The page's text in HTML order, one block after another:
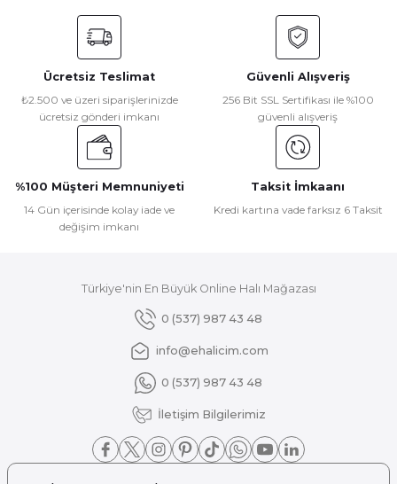
konularda yetersiz gördüğünüz noktaları öneri formunu
kullanarak tarafımıza iletebilirsiniz.
Görüş ve önerileriniz için teşekkür ederiz.
Ürün resmi kalitesiz, bozuk veya görüntülenemiyor.
Ürün açıklamasında eksik bilgiler bulunuyor.
Ürün bilgilerinde hatalar bulunuyor.
Ürün fiyatı diğer sitelerden daha pahalı.
Gönder
Ücretsiz Teslimat
₺2.500 ve üzeri siparişlerinizde
ücretsiz gönderi imkanı
Güvenli Alışveriş
256 Bit SSL Sertifikası ile %100
güvenli alışveriş
%100 Müşteri Memnuniyeti
14 Gün içerisinde kolay iade ve
değişim imkanı
Taksit İmkaanı
Kredi kartına vade farksız 6 Taksit
Türkiye'nin En Büyük Online Halı Mağazası
0 (537) 987 43 48
info@ehalicim.com
0 (537) 987 43 48
İletişim Bilgilerimiz